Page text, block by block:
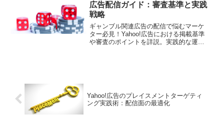
広告配信ガイド：審査基準と実践
戦略
ギャンブル関連広告の配信で悩むマーケ
ター必見！Yahoo!広告における掲載基準
や審査のポイントを詳説。実践的な運用
Yahoo!広告のプレイスメントターゲティ
ング実践術：配信面の最適化